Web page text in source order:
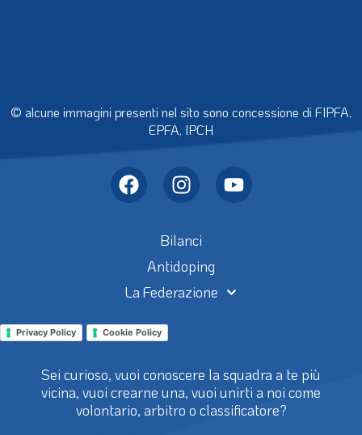
© alcune immagini presenti nel sito sono concessione di FIPFA,
EPFA, IPCH
Bilanci
Antidoping
La Federazione
Privacy Policy Cookie Policy
Sei curioso, vuoi conoscere la squadra a te più
vicina, vuoi crearne una, vuoi unirti a noi come
volontario, arbitro o classificatore?